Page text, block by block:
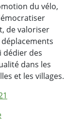
du vélo,
de valoriser
dédier des
dans les
et les villages.